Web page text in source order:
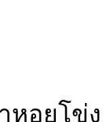
หอยโข่ง